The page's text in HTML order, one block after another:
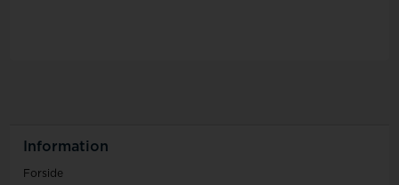
Information
Forside